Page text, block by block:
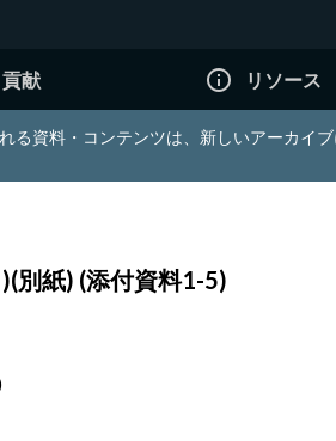
貢献 info_outline リソース
る資料・コンテンツは、新しいアーカイ
別紙) (添付資料1-5)